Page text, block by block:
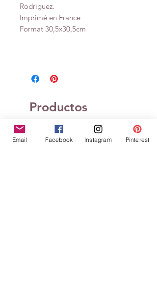
Rodriguez.
Imprimé en France
Format 30,5x30,5cm
Productos
relacionados
Email Facebook Instagram Pinterest